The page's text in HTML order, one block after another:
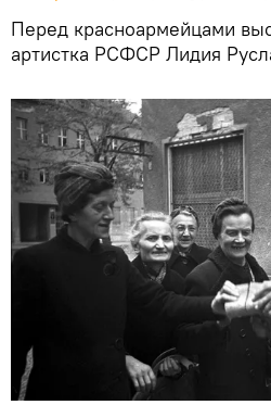
Перед красноармейцами
артистка РСФСР Лидия